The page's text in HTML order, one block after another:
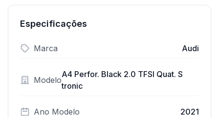
Especificações
Marca Audi
Modelo
A4 Perfor. Black 2.0 TFSI Quat. S
tronic
Ano Modelo 2021